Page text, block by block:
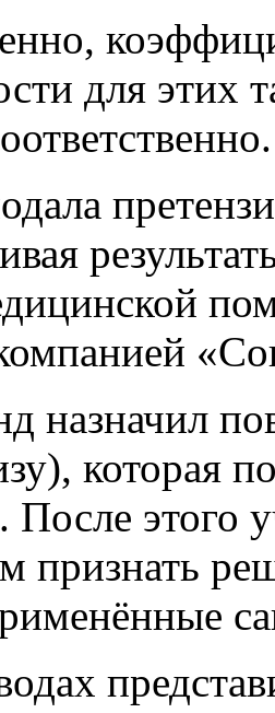
для этих
назначил
которая
этого
признать